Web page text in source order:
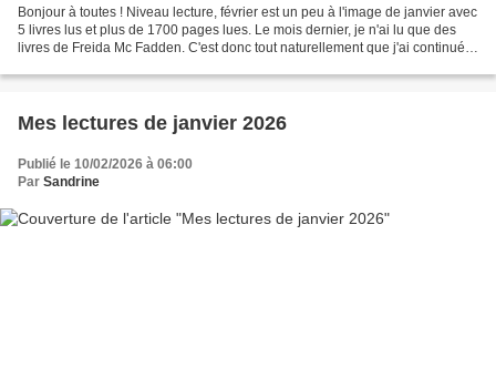
Bonjour à toutes ! Niveau lecture, février est un peu à l'image de janvier avec
5 livres lus et plus de 1700 pages lues. Le mois dernier, je n'ai lu que des
livres de Freida Mc Fadden. C'est donc tout naturellement que j'ai continué à
Mes lectures de janvier 2026
Publié le 10/02/2026 à 06:00
Par Sandrine